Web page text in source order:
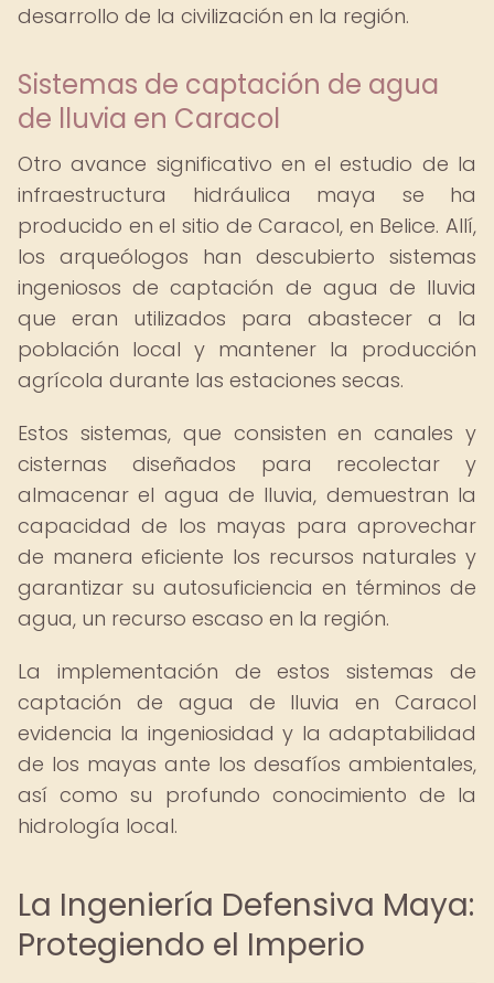
desarrollo de la civilización en la región.
Sistemas de captación de agua
de lluvia en Caracol
Otro avance significativo en el estudio de la
infraestructura hidráulica maya se ha
producido en el sitio de Caracol, en Belice. Allí,
los arqueólogos han descubierto sistemas
ingeniosos de captación de agua de lluvia
que eran utilizados para abastecer a la
población local y mantener la producción
agrícola durante las estaciones secas.
Estos sistemas, que consisten en canales y
cisternas diseñados para recolectar y
almacenar el agua de lluvia, demuestran la
capacidad de los mayas para aprovechar
de manera eficiente los recursos naturales y
garantizar su autosuficiencia en términos de
agua, un recurso escaso en la región.
La implementación de estos sistemas de
captación de agua de lluvia en Caracol
evidencia la ingeniosidad y la adaptabilidad
de los mayas ante los desafíos ambientales,
así como su profundo conocimiento de la
hidrología local.
La Ingeniería Defensiva Maya:
Protegiendo el Imperio